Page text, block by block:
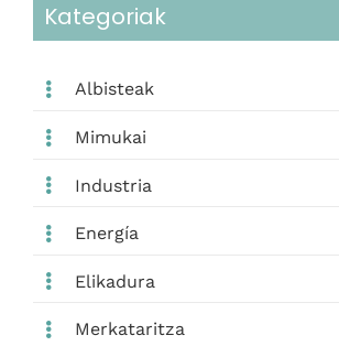
Kategoriak
Albisteak
Mimukai
Industria
Energía
Elikadura
Merkataritza